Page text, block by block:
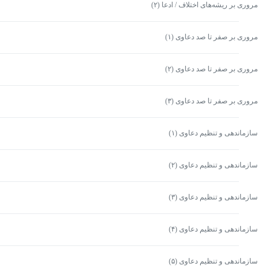
مروری بر ریشه‌های اختلاف / ادعا (۲)
مروری بر صفر تا صد دعاوی (۱)
مروری بر صفر تا صد دعاوی (۲)
مروری بر صفر تا صد دعاوی (۳)
سازماندهی و تنظیم دعاوی (۱)
سازماندهی و تنظیم دعاوی (۲)
سازماندهی و تنظیم دعاوی (۳)
سازماندهی و تنظیم دعاوی (۴)
سازماندهی و تنظیم دعاوی (۵)